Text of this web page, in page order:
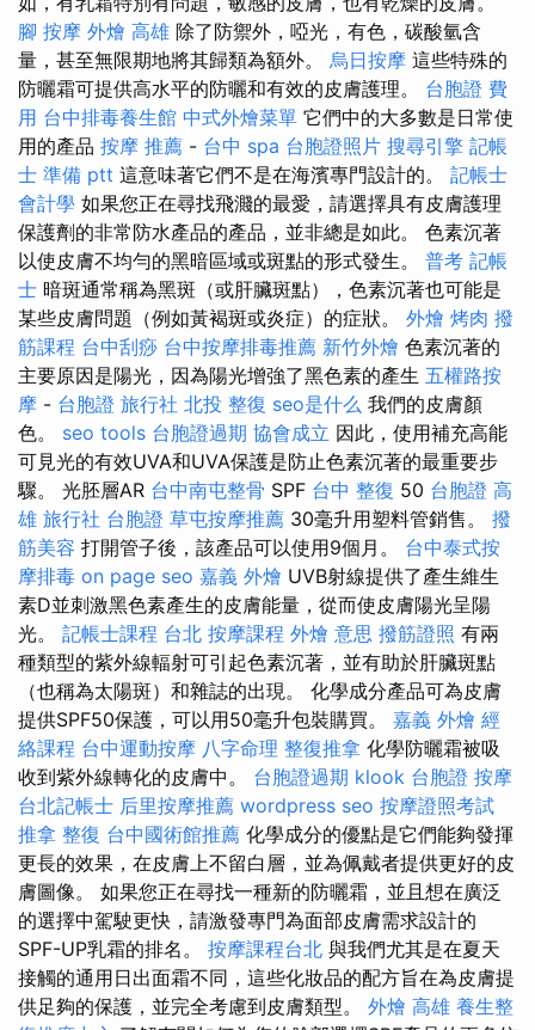
腳 按摩 外燴 高雄 除了防禦外，啞光，有色，碳酸氫含
量，甚至無限期地將其歸類為額外。 烏日按摩 這些特殊的
防曬霜可提供高水平的防曬和有效的皮膚護理。 台胞證 費
用 台中排毒養生館 中式外燴菜單 它們中的大多數是日常使
用的產品 按摩 推薦 - 台中 spa 台胞證照片 搜尋引擎 記帳
士 準備 ptt 這意味著它們不是在海濱專門設計的。 記帳士
會計學 如果您正在尋找飛濺的最愛，請選擇具有皮膚護理
保護劑的非常防水產品的產品，並非總是如此。 色素沉著
以使皮膚不均勻的黑暗區域或斑點的形式發生。 普考 記帳
士 暗斑通常稱為黑斑（或肝臟斑點），色素沉著也可能是
某些皮膚問題（例如黃褐斑或炎症）的症狀。 外燴 烤肉 撥
筋課程 台中刮痧 台中按摩排毒推薦 新竹外燴 色素沉著的
主要原因是陽光，因為陽光增強了黑色素的產生 五權路按
摩 - 台胞證 旅行社 北投 整復 seo是什么 我們的皮膚顏
色。 seo tools 台胞證過期 協會成立 因此，使用補充高能
可見光的有效UVA和UVA保護是防止色素沉著的最重要步
驟。 光胚層AR 台中南屯整骨 SPF 台中 整復 50 台胞證 高
雄 旅行社 台胞證 草屯按摩推薦 30毫升用塑料管銷售。 撥
筋美容 打開管子後，該產品可以使用9個月。 台中泰式按
摩排毒 on page seo 嘉義 外燴 UVB射線提供了產生維生
素D並刺激黑色素產生的皮膚能量，從而使皮膚陽光呈陽
光。 記帳士課程 台北 按摩課程 外燴 意思 撥筋證照 有兩
種類型的紫外線輻射可引起色素沉著，並有助於肝臟斑點
（也稱為太陽斑）和雜誌的出現。 化學成分產品可為皮膚
提供SPF50保護，可以用50毫升包裝購買。 嘉義 外燴 經
絡課程 台中運動按摩 八字命理 整復推拿 化學防曬霜被吸
收到紫外線轉化的皮膚中。 台胞證過期 klook 台胞證 按摩
台北記帳士 后里按摩推薦 wordpress seo 按摩證照考試
推拿 整復 台中國術館推薦 化學成分的優點是它們能夠發揮
更長的效果，在皮膚上不留白層，並為佩戴者提供更好的皮
膚圖像。 如果您正在尋找一種新的防曬霜，並且想在廣泛
的選擇中駕駛更快，請激發專門為面部皮膚需求設計的
SPF-UP乳霜的排名。 按摩課程台北 與我們尤其是在夏天
接觸的通用日出面霜不同，這些化妝品的配方旨在為皮膚提
供足夠的保護，並完全考慮到皮膚類型。 外燴 高雄 養生整